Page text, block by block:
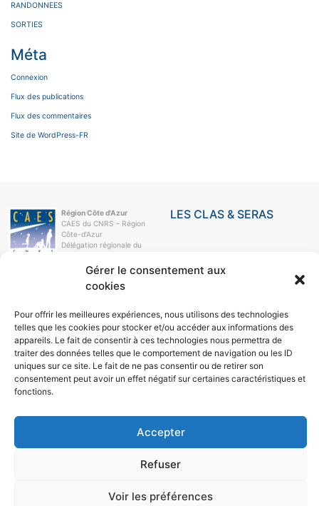
Gérer le consentement aux
cookies
Pour offrir les meilleures expériences, nous utilisons des technologies
telles que les cookies pour stocker et/ou accéder aux informations des
appareils. Le fait de consentir à ces technologies nous permettra de
traiter des données telles que le comportement de navigation ou les ID
uniques sur ce site. Le fait de ne pas consentir ou de retirer son
consentement peut avoir un effet négatif sur certaines caractéristiques et
fonctions.
Accepter
Refuser
Voir les préférences
RANDONNEES
SORTIES
Méta
Connexion
Flux des publications
Flux des commentaires
Site de WordPress-FR
Région Côte d'Azur
CAES du CNRS – Région
Côte-d’Azur
Délégation régionale du
Campus Azur
250, rue Albert-Einstein
CS 10269
e-mail
04 93 95 78 21
LES CLAS & SERAS
LE CAES
LE CAES MAG
LE CAES DU CNRS